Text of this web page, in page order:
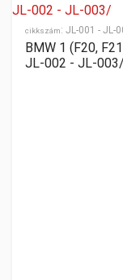
- óra
GYÁRTÓ
BMW
cikkszám: JL-001 - JL-
BMW 1 (F20,
JL-002 - JL-003/